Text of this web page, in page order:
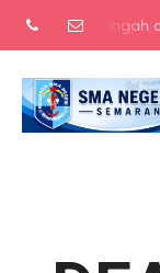
menengah